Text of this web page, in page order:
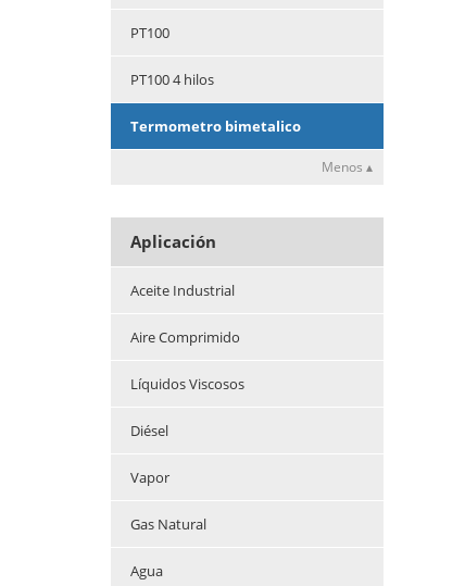
PT100
PT100 4 hilos
Termometro bimetalico
Menos ▴
Aplicación
Aceite Industrial
Aire Comprimido
Líquidos Viscosos
Diésel
Vapor
Gas Natural
Agua